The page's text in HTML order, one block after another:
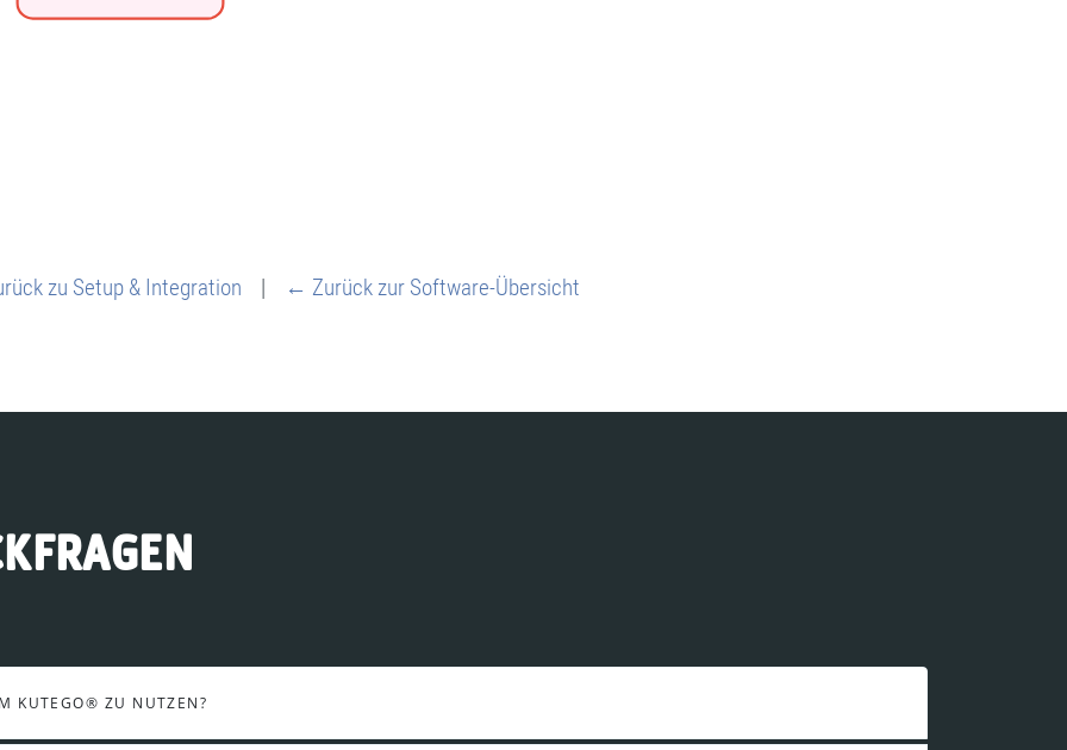
zu Setup & Integration | ← Zurück zur Software-Übersicht
KUTEGO® ZU NUTZEN?